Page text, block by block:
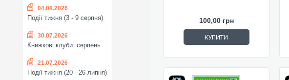
04.08.2026
Події тижня (3 - 9 серпня)
30.07.2026
Книжкові клуби: серпень
21.07.2026
Події тижня (20 - 26 липня)
100,00 грн
КУПИТИ